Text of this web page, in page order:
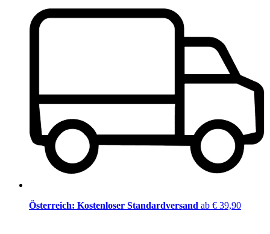
Österreich: Kostenloser Standardversand ab € 39,90